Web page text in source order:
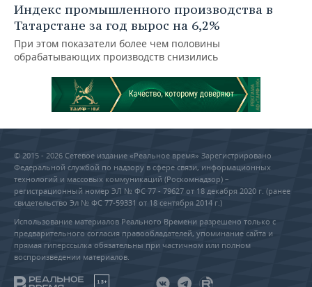
Индекс промышленного производства в
Татарстане за год вырос на 6,2%
При этом показатели более чем половины
обрабатывающих производств снизились
© 2015 - 2026 Сетевое издание «Реальное время» Зарегистрировано
Федеральной службой по надзору в сфере связи, информационных
технологий и массовых коммуникаций (Роскомнадзор) –
регистрационный номер ЭЛ № ФС 77 - 79627 от 18 декабря 2020 г. (ранее
свидетельство Эл № ФС 77-59331 от 18 сентября 2014 г.)
Использование материалов Реального Времени разрешено только с
предварительного согласия правообладателей, упоминание сайта и
прямая гиперссылка обязательны при частичном или полном
воспроизведении материалов.
18+